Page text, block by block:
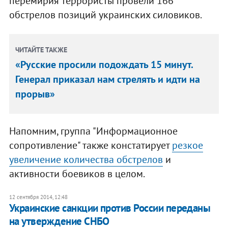
обстрелов позиций украинских силовиков.
ЧИТАЙТЕ ТАКЖЕ
«Русские просили подождать 15 минут.
Генерал приказал нам стрелять и идти на
прорыв»
Напомним, группа "Информационное
сопротивление" также констатируетрезкое
увеличение количества обстрелов и
активности боевиков в целом.
12 сентября 2014, 12:48
Украинские санкции против России переданы
на утверждение СНБО